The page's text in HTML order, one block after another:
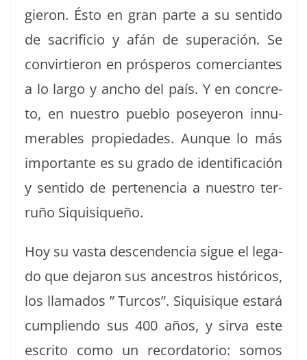
gieron. Ésto en gran parte a su sen­ti­do
de sac­ri­fi­cio y afán de superación. Se
con­virtieron en prósper­os com­er­ciantes
a lo largo y ancho del país. Y en con­cre­
to, en nue­stro pueblo poseyeron innu­
mer­ables propiedades. Aunque lo más
impor­tante es su gra­do de iden­ti­fi­cación
y sen­ti­do de perte­nen­cia a nue­stro ter­
ruño Siquisiqueño.
Hoy su vas­ta descen­den­cia sigue el lega­
do que dejaron sus ance­s­tros históri­cos,
los lla­ma­dos ” Tur­cos”. Siquisique estará
cumplien­do sus 400 años, y sir­va este
escrito como un recorda­to­rio: somos